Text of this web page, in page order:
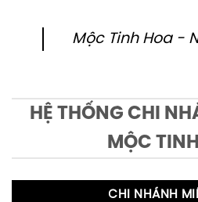
Mộc Tinh Hoa -
HỆ THỐNG CHI
MỘC
CHI NHÁNH